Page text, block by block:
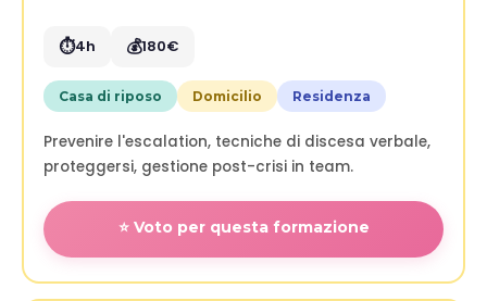
⏱️4h 💰180€
Casa di riposo Domicilio Residenza
Prevenire l'escalation, tecniche di discesa verbale,
proteggersi, gestione post-crisi in team.
⭐ Voto per questa formazione